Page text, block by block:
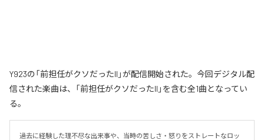
Y923の「前担任がクソだったII」が配信開始された。今回デジタル配
信された楽曲は、「前担任がクソだったII」を含む全1曲となってい
る。
過去に経験した理不尽な出来事や、当時の苦しさ・怒りをストレートなロッ